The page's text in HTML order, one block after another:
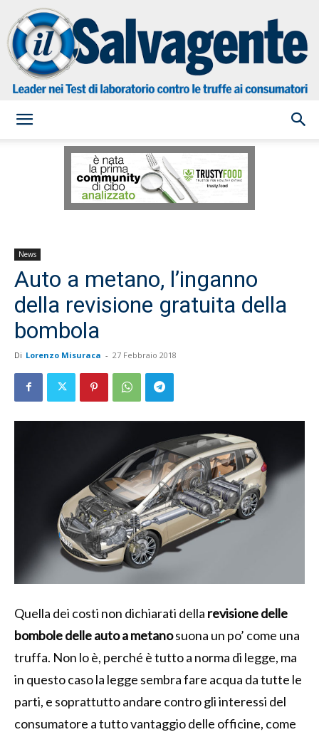
Salvagente
News
Auto a metano, l’inganno
della revisione gratuita della
bombola
Di Lorenzo Misuraca - 27 Febbraio 2018
Quella dei costi non dichiarati della revisione delle
bombole delle auto a metanosuona un po’ come una
truffa. Non lo è, perché è tutto a norma di legge, ma
in questo caso la legge sembra fare acqua da tutte le
parti, e soprattutto andare contro gli interessi del
consumatore a tutto vantaggio delle officine, come